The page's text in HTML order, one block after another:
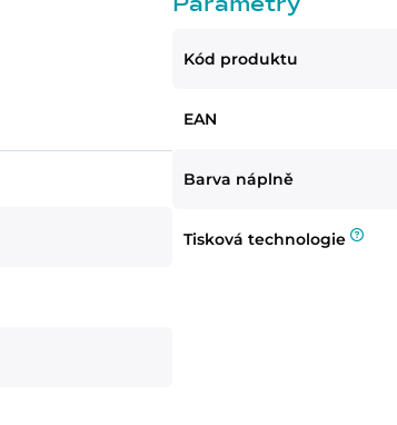
Parametry
Kód produktu
EAN
Barva náplně
Tisková technologie